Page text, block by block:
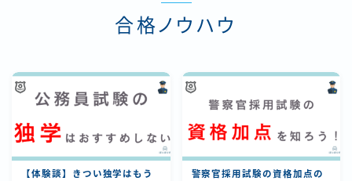
警察学校
警察官Q&A
合格ノウハウ
【体験談】きつい独学はもう
警察官採用試験の資格加点の